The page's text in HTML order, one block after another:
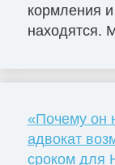
кормления
находятся.
«Почему он
адвокат
сроком для